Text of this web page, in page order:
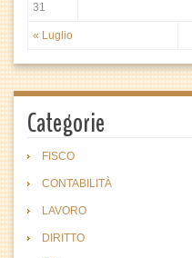
« Luglio
31
Categorie
FISCO
CONTABILITÀ
LAVORO
DIRITTO